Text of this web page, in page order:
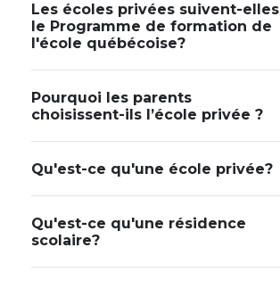
Les écoles privées suivent-elles
le Programme de formation de
l'école québécoise?
Pourquoi les parents
choisissent-ils l’école privée ?
Qu'est-ce qu'une école privée?
Qu'est-ce qu'une résidence
scolaire?